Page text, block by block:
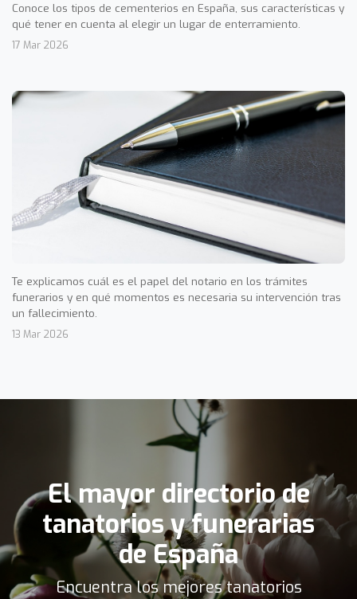
Conoce los tipos de cementerios en España, sus características y
qué tener en cuenta al elegir un lugar de enterramiento.
17 Mar 2026
Te explicamos cuál es el papel del notario en los trámites
funerarios y en qué momentos es necesaria su intervención tras
un fallecimiento.
13 Mar 2026
El mayor directorio de
tanatorios y funerarias
de España
Encuentra los mejores tanatorios